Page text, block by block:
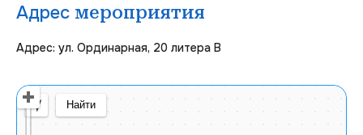
Адрес мероприятия
Адрес: ул. Ординарная, 20 литера В
Найти